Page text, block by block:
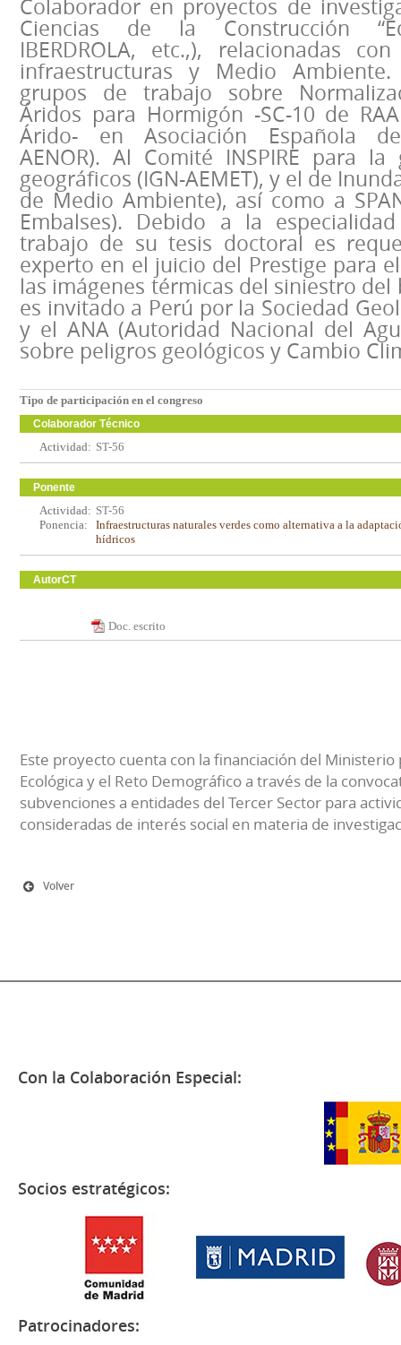
Colaborador en proyectos de
Ciencias de la Construcción
IBERDROLA, etc.,), relacionadas
infraestructuras y Medio
grupos de trabajo sobre
Áridos para Hormigón -SC-10 de
Árido- en Asociación Española de
AENOR). Al Comité INSPIRE para
geográficos (IGN-AEMET), y el de
de Medio Ambiente), así como a
Embalses). Debido a la
trabajo de su tesis doctoral es
experto en el juicio del Prestige para
las imágenes térmicas del siniestro del
es invitado a Perú por la Sociedad
y el ANA (Autoridad Nacional del
sobre peligros geológicos y Cambio
Tipo de participación en el congreso
Colaborador Técnico
Actividad: ST-56
Ponente
Actividad: ST-56
Ponencia:
Infraestructuras naturales verdes como alternativa a la
hídricos
AutorCT
Doc. escrito
Este proyecto cuenta con la financiación del Ministerio
Ecológica y el Reto Demográfico a través de la
subvenciones a entidades del Tercer Sector para
consideradas de interés social en materia de
Volver
Con la Colaboración Especial:
Socios estratégicos:
Patrocinadores: